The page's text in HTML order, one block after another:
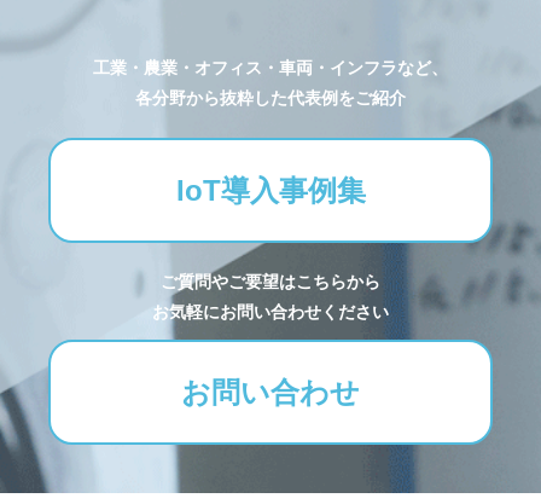
工業・農業・オフィス・車両・インフラなど、
各分野から抜粋した代表例をご紹介
IoT導入事例集
ご質問やご要望はこちらから
お気軽にお問い合わせください
お問い合わせ